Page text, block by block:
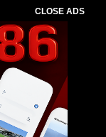
CLOSE ADS